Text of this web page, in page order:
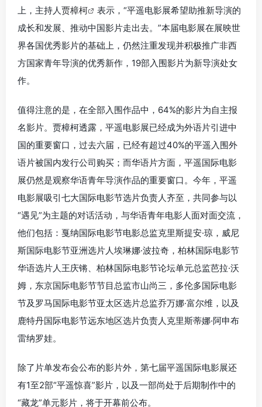
上，主持人贾樟柯
表示，“平遥电影展希望助推新导演的
成长和发展、推动中国影片走出去。”本届电影展在展映世
界各国优秀影片的基础上，仍然注重发现并积极推广非西
方国家青年导演的优秀新作，19部入围影片为新导演处女
作。
值得注意的是，在全部入围作品中，64%的影片为自主报
名影片。贾樟柯透露，平遥电影展已经成为外语片引进中
国的重要窗口，过去六届，已经有超过40%的平遥入围外
语片被国内发行公司购买；而华语片方面，平遥国际电影
展仍然是观察华语青年导演作品的重要窗口。今年，平遥
电影展吸引七大国际电影节选片负责人齐至，共同参与以
“遇见”为主题的对话活动，与华语青年电影人面对面交流，
他们包括：戛纳国际电影节电影总监克里斯提安·琼，威尼
斯国际电影节亚洲选片人埃琳娜·波拉奇，柏林国际电影节
华语选片人王庆锵、柏林国际电影节论坛单元总监芭拉·沃
姆，东京国际电影节节目总监市山尚三，多伦多国际电影
节及罗马国际电影节亚太区选片总监乔万娜·富尔维，以及
鹿特丹国际电影节远东地区选片负责人克里斯蒂娜·阿申布
雷纳罗娃。
除了片单发布会公布的影片外，第七届平遥国际电影展还
有1至2部“平遥惊喜”影片，以及一部尚处于后期制作中的
“藏龙”单元影片，将于开幕前公布。